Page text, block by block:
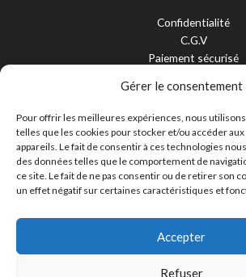
Gérer le consentement
Pour offrir les meilleures expériences, nous
telles que les cookies pour stocker et/ou accéder
appareils. Le fait de consentir à ces technologies
des données telles que le comportement de
ce site. Le fait de ne pas consentir ou de retirer son
un effet négatif sur certaines caractéristiques et
Accepter
Refuser
Confidentialité
C.G.V
Paiement sécurisé
Livraison et retour
Mentions légales
Cookies
Contact
Paiement
Livraison 24/48H et 10/15 jours